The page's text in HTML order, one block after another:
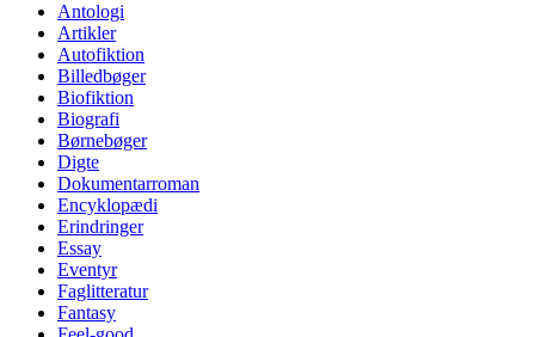
Antologi
Artikler
Autofiktion
Billedbøger
Biofiktion
Biografi
Børnebøger
Digte
Dokumentarroman
Encyklopædi
Erindringer
Essay
Eventyr
Faglitteratur
Fantasy